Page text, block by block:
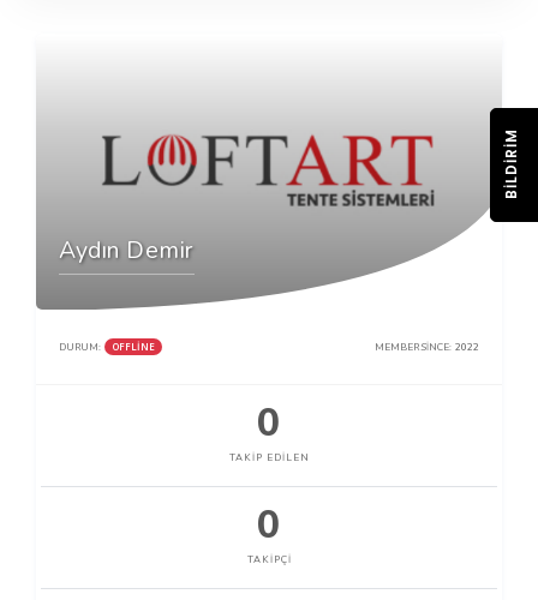
Aydın Demir
DURUM: OFFLINE MEMBER SINCE: 2022
0
TAKIP EDILEN
0
TAKIPÇI
BILDIRIM